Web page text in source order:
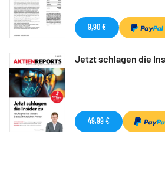
9,90 €
Jetzt schlagen die
49,99 €